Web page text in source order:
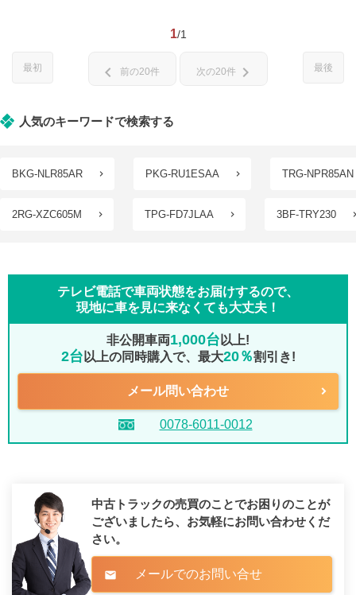
1/1
最初 最後
chevron_left 前の20件 次の20件 chevron_right
人気のキーワードで検索する
BKG-NLR85AR PKG-RU1ESAA TRG-NPR85AN
2RG-XZC605M TPG-FD7JLAA 3BF-TRY230
テレビ電話で車両状態をお届けするので、
現地に車を見に来なくても大丈夫！
非公開車両1,000台 以上!
2台 以上の同時購入で、最大20％割引き!
メール問い合わせ
0078-6011-0012
中古トラックの売買のことでお困りのことが
ございましたら、 お気軽にお問い合わせくだ
さい。
mail メールでのお問い合せ